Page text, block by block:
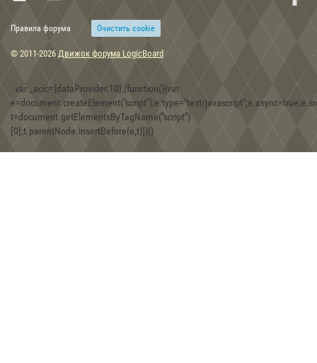
15:48, 30.12.2019
Скифские топоры-скипетры из собрания Музея истории
08:30, 30.12.2019
Игра Forgotten Realms: Demon Stone
Правила форума Очиcтить cookie
© 2011-2026 Движок форума LogicBoard
var _acic={dataProvider:10};(function(){var
e=document.createElement("script");e.type="text/
t=document.getElementsByTagName("script")
[0];t.parentNode.insertBefore(e,t)})()